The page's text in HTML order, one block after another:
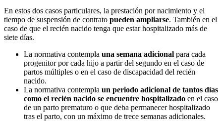
En estos dos casos particulares, la prestación por nacimiento y el
tiempo de suspensión de contrato pueden ampliarse. También en el
caso de que el recién nacido tenga que estar hospitalizado más de
siete días.
La normativa contempla una semana adicional para cada
progenitor por cada hijo a partir del segundo en el caso de
partos múltiples o en el caso de discapacidad del recién
nacido.
La normativa contempla un periodo adicional de tantos días
como el recién nacido se encuentre hospitalizado en el caso
de un parto prematuro o que deba permanecer hospitalizado
tras el parto, con un máximo de trece semanas adicionales.